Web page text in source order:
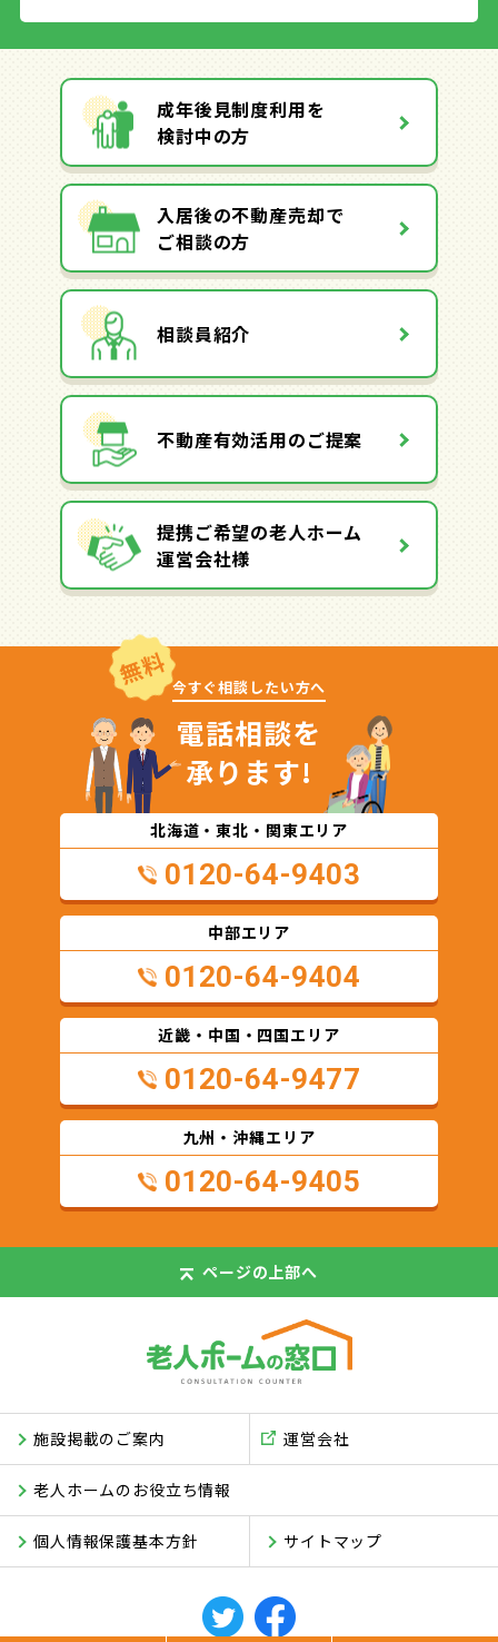
成年後見制度利用を
検討中の方
入居後の不動産売却で
ご相談の方
相談員紹介
不動産有効活用のご提案
提携ご希望の老人ホーム
運営会社様
無料 今すぐ相談したい方へ
電話相談を
承ります!
北海道・東北・関東エリア
0120-64-9403
中部エリア
0120-64-9404
近畿・中国・四国エリア
0120-64-9477
九州・沖縄エリア
0120-64-9405
ページの上部へ
施設掲載のご案内
老人ホームのお役立ち情報
サイトマップ
運営会社
個人情報保護基本方針